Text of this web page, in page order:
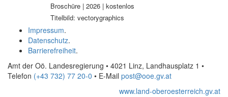
Broschüre | 2026 | kostenlos
Titelbild: vectorygraphics
Impressum.
Datenschutz.
Barrierefreiheit.
Amt der Oö. Landesregierung • 4021 Linz, Landhausplatz 1 •
Telefon (+43 732) 77 20-0 • E-Mail post@ooe.gv.at
www.land-oberoesterreich.gv.at